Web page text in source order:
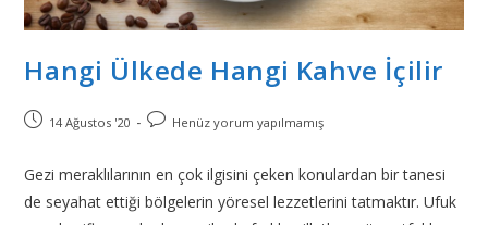
Hangi Ülkede Hangi Kahve İçilir
14 Ağustos '20 Henüz yorum yapılmamış
Gezi meraklılarının en çok ilgisini çeken konulardan bir tanesi
de seyahat ettiği bölgelerin yöresel lezzetlerini tatmaktır. Ufuk